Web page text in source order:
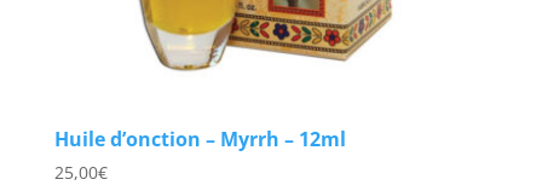
Huile d’onction – Myrrh – 12ml
25,00€